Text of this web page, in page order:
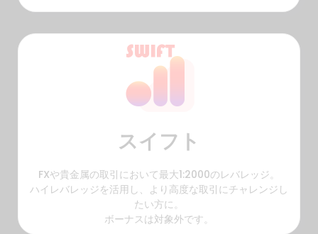
スイフト
FXや貴金属の取引において最大1:2000のレバレッジ。
ハイレバレッジを活用し、より高度な取引にチャレンジし
たい方に。
ボーナスは対象外です。